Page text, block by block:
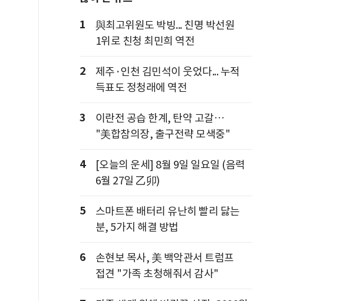
1
與최고위원도 박빙... 친명 박선원
1위로 친청 최민희 역전
2
제주·인천 김민석이 웃었다... 누적
득표도 정청래에 역전
3
이란전 공습 한계, 탄약 고갈…
"美합참의장, 출구전략 모색중"
4
[오늘의 운세] 8월 9일 일요일 (음력
6월 27일 乙卯)
5
스마트폰 배터리 유난히 빨리 닳는
분, 5가지 해결 방법
6
손현보 목사, 美 백악관서 트럼프
접견 "가족 초청해줘서 감사"